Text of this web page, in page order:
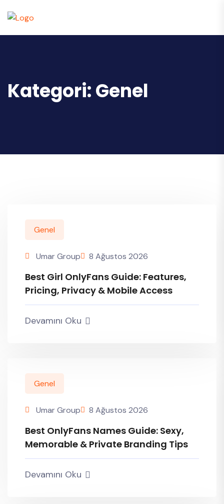
Kategori:Genel
Genel
Umar Group 8 Ağustos 2026
Best Girl OnlyFans Guide: Features,
Pricing, Privacy & Mobile Access
Devamını Oku
Genel
Umar Group 8 Ağustos 2026
Best OnlyFans Names Guide: Sexy,
Memorable & Private Branding Tips
Devamını Oku